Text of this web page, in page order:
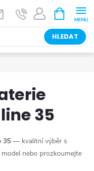
HLEDAT
NÁKUPNÍ
KOŠÍK
35
35 — kvalitní výběr s
nebo prozkoumejte